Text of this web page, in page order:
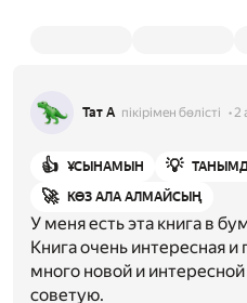
Тат А пікірімен бөлісті 2
👍 ҰСЫНАМЫН 💡
🚀 КӨЗ АЛА АЛМАЙСЫҢ
У меня есть эта книга в
Книга очень интересная
много новой и
советую.